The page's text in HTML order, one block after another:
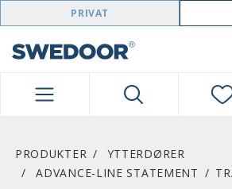
SWEDOOR NAVIGATION
PRIVAT
PRODUKTER
YTTERDØRER
ADVANCE-LINE STATEMENT